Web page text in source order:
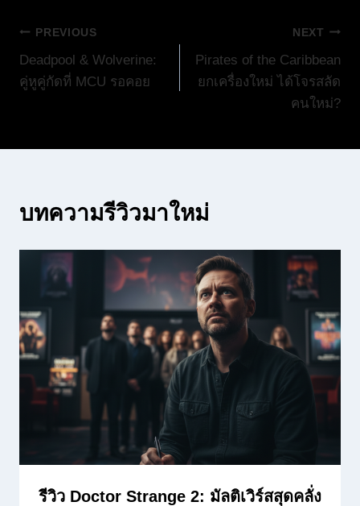
แนะแนว
เรื่อง
PREVIOUS
Deadpool & Wolverine:
คู่หูคู่กัดที่ MCU รอคอย
NEXT
Pirates of the Caribbean
ยกเครื่องใหม่ ได้โจรสลัด
คนใหม่?
บทความรีวิวมาใหม่
รีวิว Doctor Strange 2: มัลติเวิร์สสุดคลั่ง